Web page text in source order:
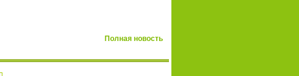
Полная новость